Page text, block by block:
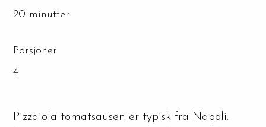
Porsjoner
20 minutter
4
Pizzaiola tomatsausen er typisk fra Napoli.